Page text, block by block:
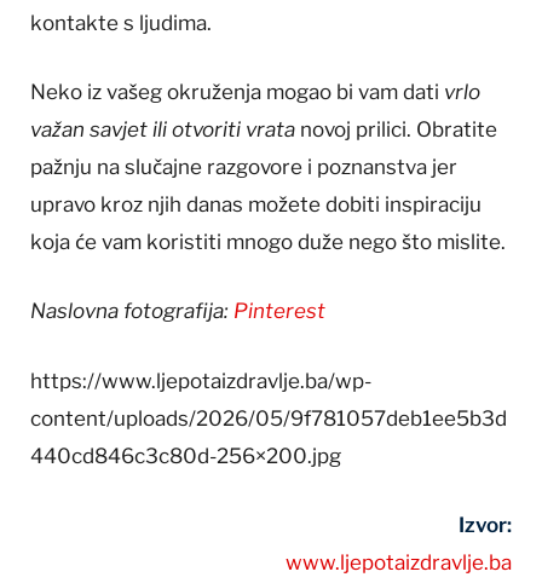
kontakte s ljudima.
Neko iz vašeg okruženja mogao bi vam dati vrlo
važan savjet ili otvoriti vrata novoj prilici. Obratite
pažnju na slučajne razgovore i poznanstva jer
upravo kroz njih danas možete dobiti inspiraciju
koja će vam koristiti mnogo duže nego što mislite.
Naslovna fotografija: Pinterest
https://www.ljepotaizdravlje.ba/wp-
content/uploads/2026/05/9f781057deb1ee5b3d
440cd846c3c80d-256×200.jpg
Izvor:
www.ljepotaizdravlje.ba